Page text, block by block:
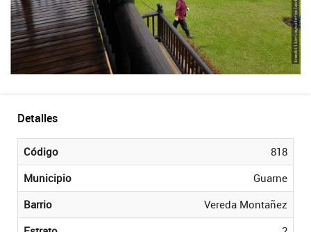
Detalles
Código
818
Municipio
Guarne
Barrio
Vereda Montañez